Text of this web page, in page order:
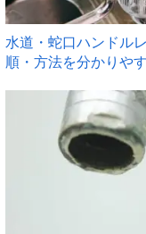
水道・蛇口ハンドル
順・方法を分かりや